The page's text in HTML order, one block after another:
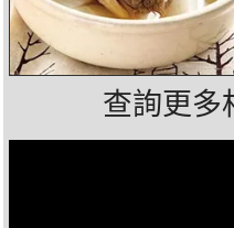
查詢更多